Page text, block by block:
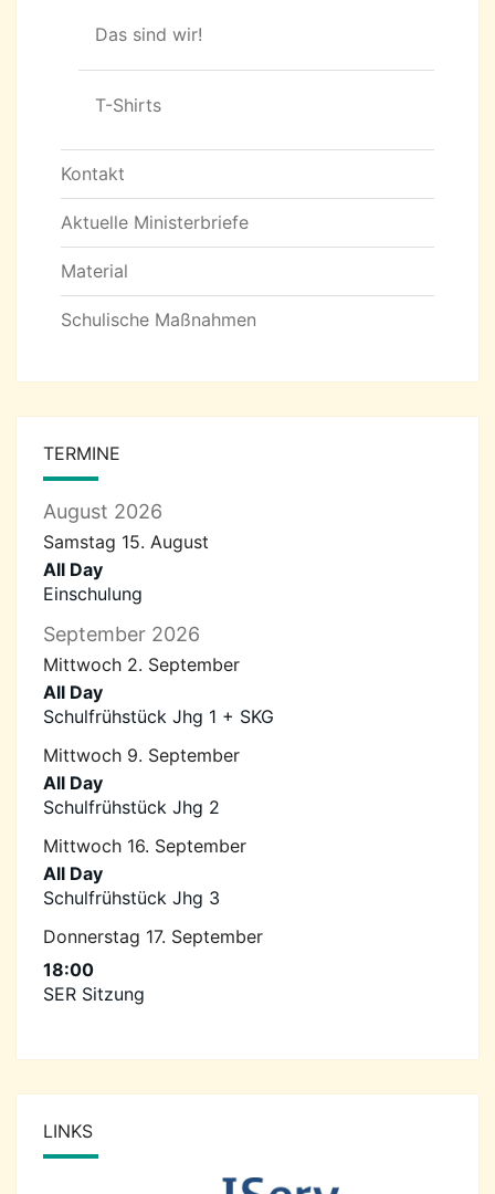
Das sind wir!
T-Shirts
Kontakt
Aktuelle Ministerbriefe
Material
Schulische Maßnahmen
TERMINE
August 2026
Samstag 15. August
All Day
Einschulung
September 2026
Mittwoch 2. September
All Day
Schulfrühstück Jhg 1 + SKG
Mittwoch 9. September
All Day
Schulfrühstück Jhg 2
Mittwoch 16. September
All Day
Schulfrühstück Jhg 3
Donnerstag 17. September
18:00
SER Sitzung
LINKS